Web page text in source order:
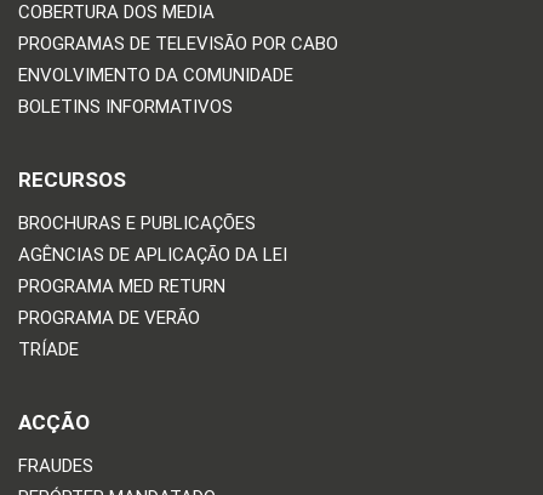
COBERTURA DOS MEDIA
PROGRAMAS DE TELEVISÃO POR CABO
ENVOLVIMENTO DA COMUNIDADE
BOLETINS INFORMATIVOS
RECURSOS
BROCHURAS E PUBLICAÇÕES
AGÊNCIAS DE APLICAÇÃO DA LEI
PROGRAMA MED RETURN
PROGRAMA DE VERÃO
TRÍADE
ACÇÃO
FRAUDES